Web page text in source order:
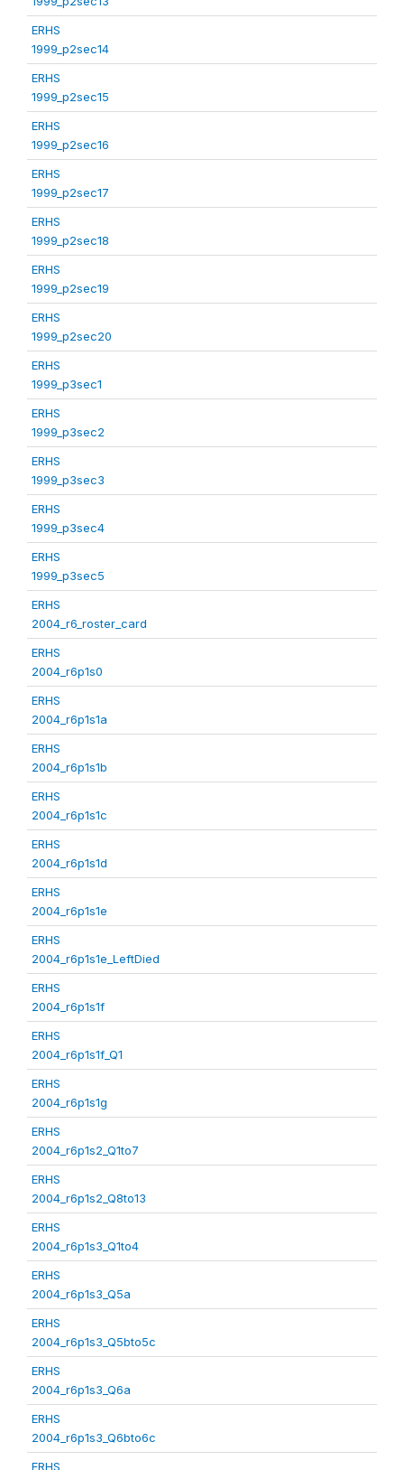
ERHS
1999_p2sec14
ERHS
1999_p2sec15
ERHS
1999_p2sec16
ERHS
1999_p2sec17
ERHS
1999_p2sec18
ERHS
1999_p2sec19
ERHS
1999_p2sec20
ERHS
1999_p3sec1
ERHS
1999_p3sec2
ERHS
1999_p3sec3
ERHS
1999_p3sec4
ERHS
1999_p3sec5
ERHS
2004_r6_roster_card
ERHS
2004_r6p1s0
ERHS
2004_r6p1s1a
ERHS
2004_r6p1s1b
ERHS
2004_r6p1s1c
ERHS
2004_r6p1s1d
ERHS
2004_r6p1s1e
ERHS
2004_r6p1s1e_LeftDied
ERHS
2004_r6p1s1f
ERHS
2004_r6p1s1f_Q1
ERHS
2004_r6p1s1g
ERHS
2004_r6p1s2_Q1to7
ERHS
2004_r6p1s2_Q8to13
ERHS
2004_r6p1s3_Q1to4
ERHS
2004_r6p1s3_Q5a
ERHS
2004_r6p1s3_Q5bto5c
ERHS
2004_r6p1s3_Q6a
ERHS
2004_r6p1s3_Q6bto6c
ERHS